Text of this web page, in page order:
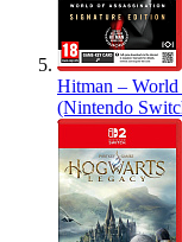
Hitman – World
(Nintendo